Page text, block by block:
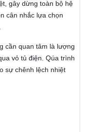
gây dừng toàn bộ hệ
cân nhắc lựa chọn
cần quan tâm là lượng
vỏ tủ điện. Qúa trình
sự chênh lệch nhiệt